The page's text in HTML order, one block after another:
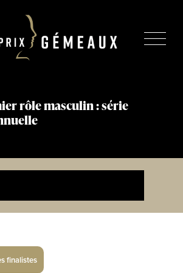
rôle masculin : série
finalistes